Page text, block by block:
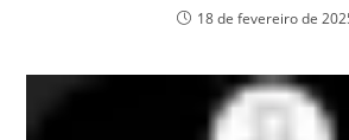
18 de fevereiro de